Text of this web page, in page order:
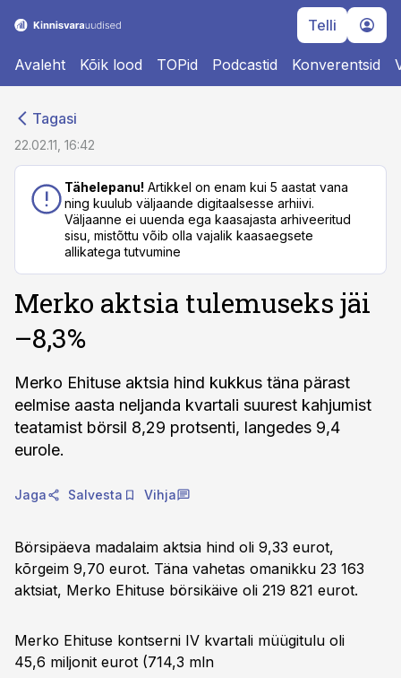
Telli
Avaleht Kõik lood TOPid Podcastid Konverentsid
Tagasi
22.02.11, 16:42
Tähelepanu! Artikkel on enam kui 5 aastat vana
ning kuulub väljaande digitaalsesse arhiivi.
Väljaanne ei uuenda ega kaasajasta arhiveeritud
sisu, mistõttu võib olla vajalik kaasaegsete
allikatega tutvumine
Merko aktsia tulemuseks jäi
–8,3%
Merko Ehituse aktsia hind kukkus täna pärast
eelmise aasta neljanda kvartali suurest kahjumist
teatamist börsil 8,29 protsenti, langedes 9,4
eurole.
Jaga Salvesta Vihja
Börsipäeva madalaim aktsia hind oli 9,33 eurot,
kõrgeim 9,70 eurot. Täna vahetas omanikku 23 163
aktsiat, Merko Ehituse börsikäive oli 219 821 eurot.
Merko Ehituse kontserni IV kvartali müügitulu oli
45,6 miljonit eurot (714,3 mln